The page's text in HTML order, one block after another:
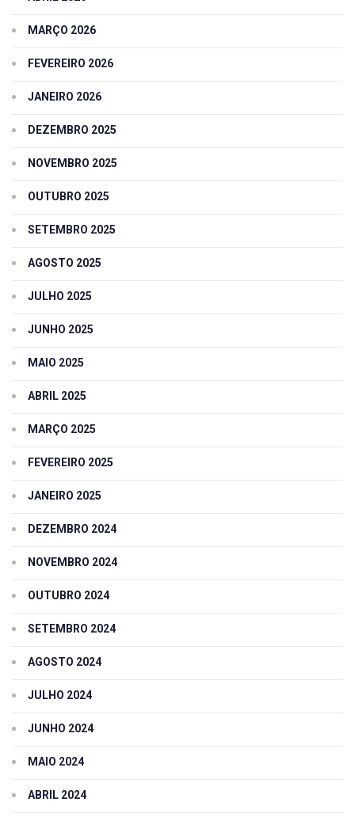
MARÇO 2026
FEVEREIRO 2026
JANEIRO 2026
DEZEMBRO 2025
NOVEMBRO 2025
OUTUBRO 2025
SETEMBRO 2025
AGOSTO 2025
JULHO 2025
JUNHO 2025
MAIO 2025
ABRIL 2025
MARÇO 2025
FEVEREIRO 2025
JANEIRO 2025
DEZEMBRO 2024
NOVEMBRO 2024
OUTUBRO 2024
SETEMBRO 2024
AGOSTO 2024
JULHO 2024
JUNHO 2024
MAIO 2024
ABRIL 2024